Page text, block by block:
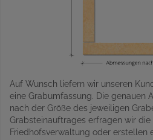
Auf Wunsch liefern wir unseren
eine Grabumfassung. Die genauen
nach der Größe des jeweiligen
Grabsteinauftrages erfragen wir
Friedhofsverwaltung oder erstellen